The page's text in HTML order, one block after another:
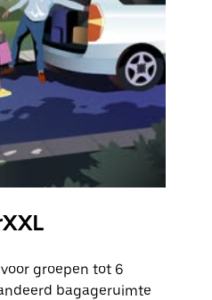
groepen tot 6
bagageruimte